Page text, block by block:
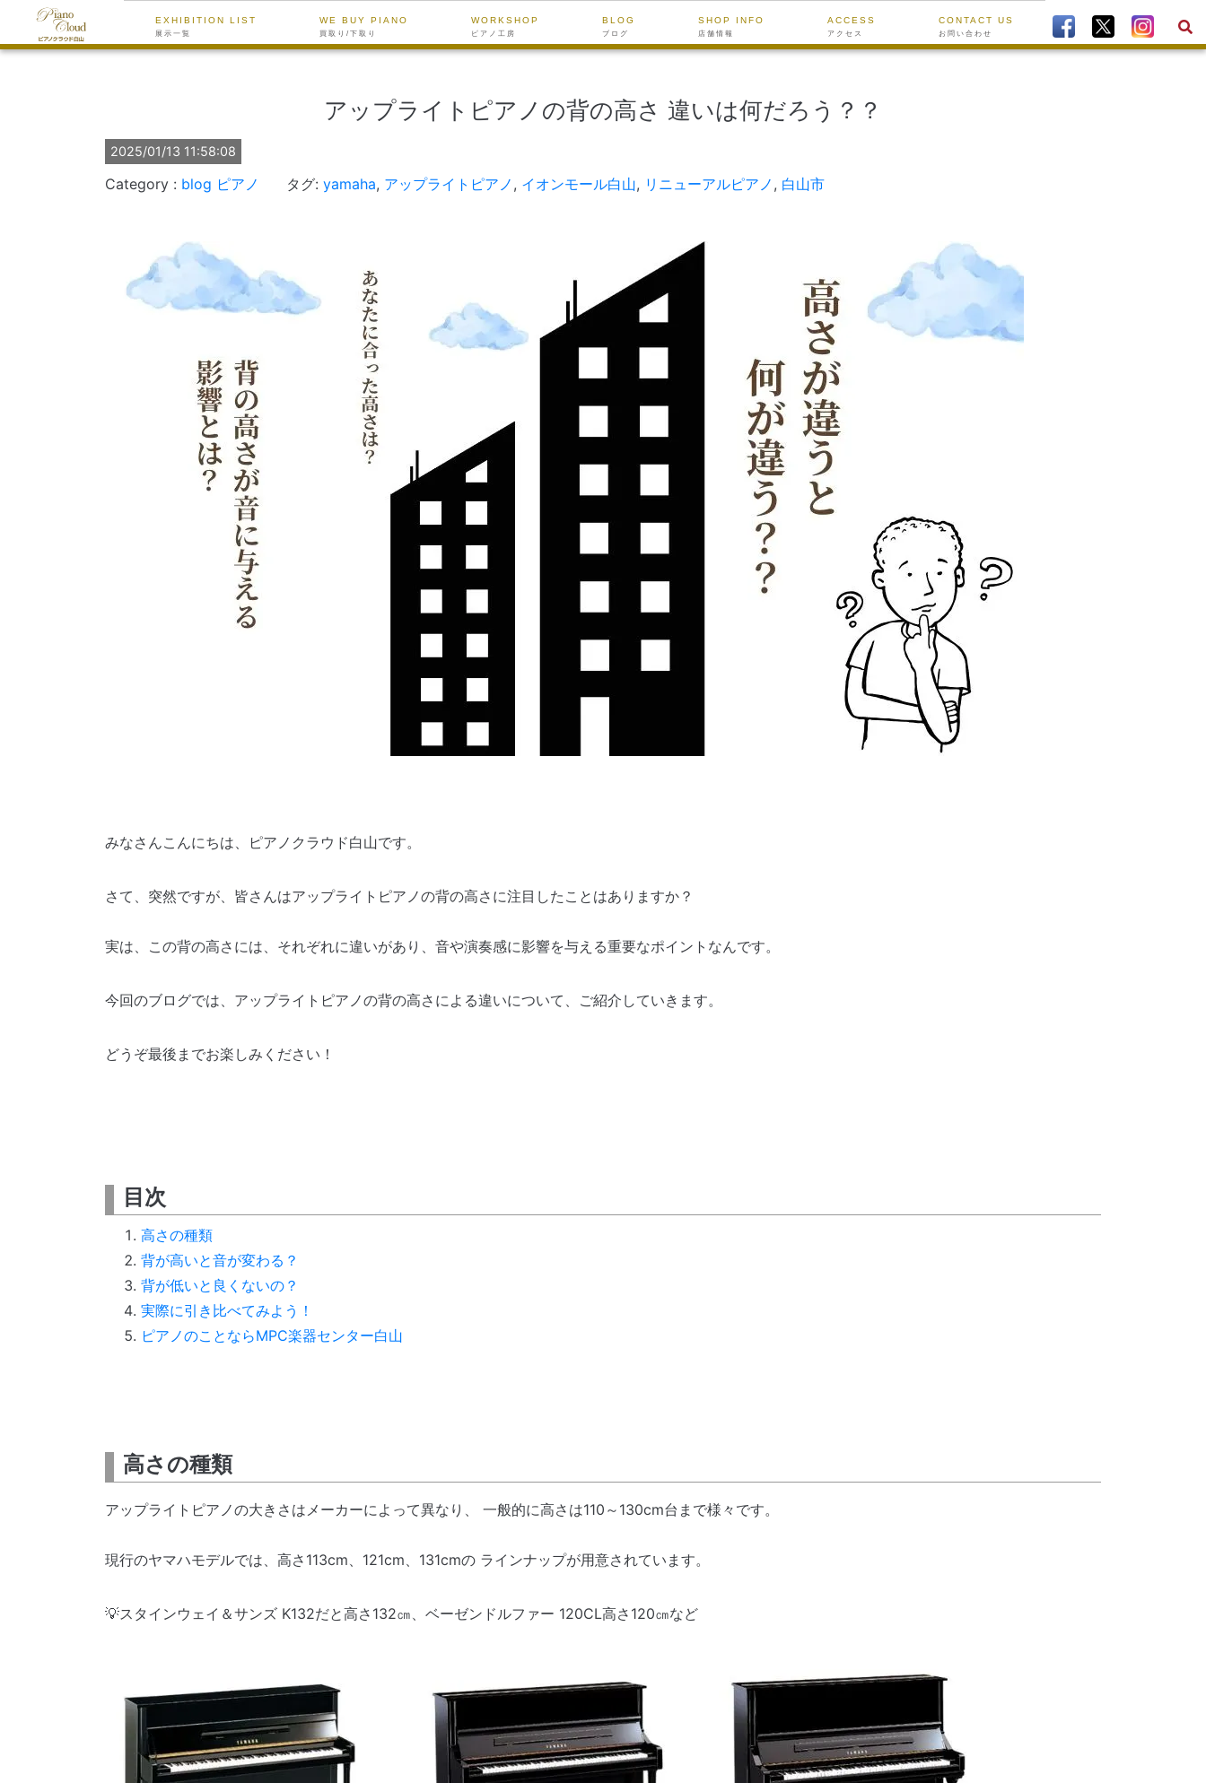
EXHIBITION LIST
展示一覧
WE BUY PIANO
買取り/下取り
WORKSHOP
ピアノ工房
BLOG
ブログ
SHOP INFO
店舗情報
ACCESS
アクセス
CONTACT US
お問い合わせ
アップライトピアノの背の高さ 違いは何だろう？？
2025/01/13 11:58:08
blog ピアノ タグ: yamaha, アップライトピアノ , イオンモール白山, リニューアルピアノ , 白山市
みなさんこんにちは、ピアノクラウド白山です。
さて、突然ですが、皆さんはアップライトピアノの背の高さに注目したことはありますか？
実は、この背の高さには、それぞれに違いがあり、音や演奏感に影響を与える重要なポイントなんです。
今回のブログでは、アップライトピアノの背の高さによる違いについて、ご紹介していきます。
どうぞ最後までお楽しみください！
目次
高さの種類
背が高いと音が変わる？
背が低いと良くないの？
実際に引き比べてみよう！
ピアノのことならMPC楽器センター白山
高さの種類
アップライトピアノの大きさはメーカーによって異なり、 一般的に高さは110～130cm台まで様々です。
現行のヤマハモデルでは、高さ113cm、121cm、131cmの ラインナップが用意されています。
💡スタインウェイ＆サンズ K132だと高さ132㎝、ベーゼンドルファー 120CL高さ120㎝など